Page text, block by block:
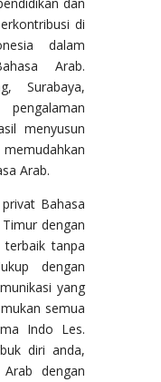
dan
di
dalam
Arab.
Surabaya,
menyusun
Arab.
Bahasa
dengan
terbaik tanpa
dengan
yang
semua
Indo Les.
diri anda,
dengan